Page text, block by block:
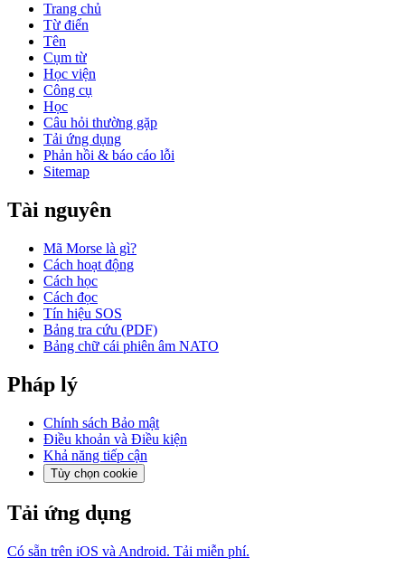
Trang chủ
Từ điển
Tên
Cụm từ
Học viện
Công cụ
Học
Câu hỏi thường gặp
Tải ứng dụng
Phản hồi & báo cáo lỗi
Sitemap
Tài nguyên
Mã Morse là gì?
Cách hoạt động
Cách học
Cách đọc
Tín hiệu SOS
Bảng tra cứu (PDF)
Bảng chữ cái phiên âm NATO
Pháp lý
Chính sách Bảo mật
Điều khoản và Điều kiện
Khả năng tiếp cận
Tùy chọn cookie
Tải ứng dụng
Có sẵn trên iOS và Android. Tải miễn phí.